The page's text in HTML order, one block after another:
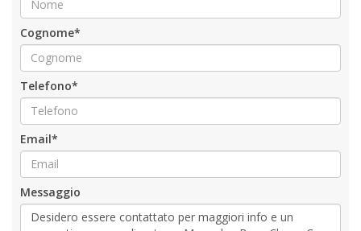
Cognome*
Telefono*
Email*
Messaggio